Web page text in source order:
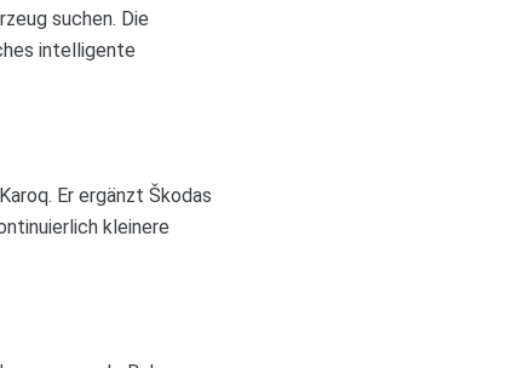
suchen. Die
intelligente
Er ergänzt Škodas
kleinere